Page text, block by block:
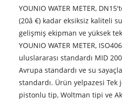
YOUNIO WATER METER,
(20â €) kadar eksiksiz kaliteli
gelişmiş ekipman ve yüksek
YOUNIO WATER METER,
uluslararası standardı MID
Avrupa standardı ve su
standardı. Ürün yelpazesi
pistonlu tip, Woltman tipi ve